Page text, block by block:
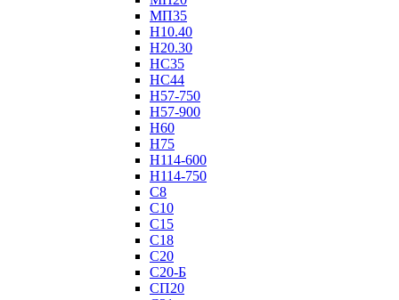
МП35
Н10.40
Н20.30
НС35
НС44
Н57-750
Н57-900
Н60
Н75
Н114-600
Н114-750
С8
С10
С15
С18
С20
С20-Б
СП20